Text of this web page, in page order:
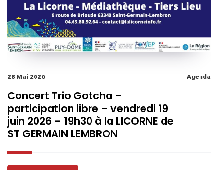
28 Mai 2026 Agenda
Concert Trio Gotcha –
participation libre – vendredi 19
juin 2026 – 19h30 à la LICORNE de
ST GERMAIN LEMBRON